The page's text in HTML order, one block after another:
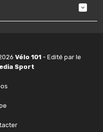
Vélo 101 - Edité par le
Sport